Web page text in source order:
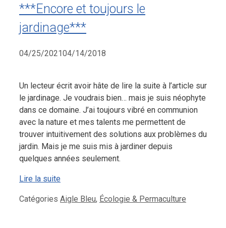
***Encore et toujours le
jardinage***
04/25/202104/14/2018
Un lecteur écrit avoir hâte de lire la suite à l’article sur
le jardinage. Je voudrais bien… mais je suis néophyte
dans ce domaine. J’ai toujours vibré en communion
avec la nature et mes talents me permettent de
trouver intuitivement des solutions aux problèmes du
jardin. Mais je me suis mis à jardiner depuis
quelques années seulement.
Lire la suite
Catégories Aigle Bleu, Écologie & Permaculture